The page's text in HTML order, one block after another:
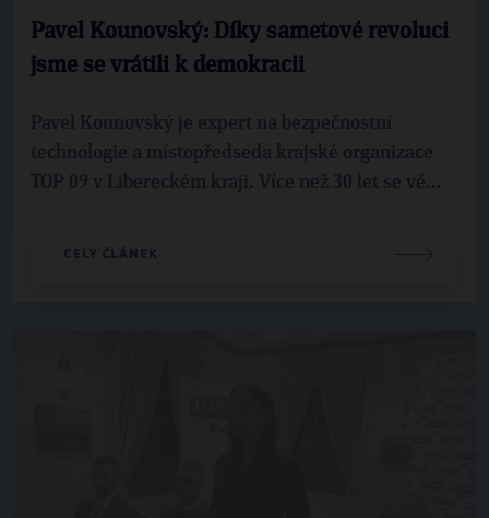
Pavel Kounovský: Díky sametové revoluci
jsme se vrátili k demokracii
Pavel Kounovský je expert na bezpečnostní
technologie a místopředseda krajské organizace
TOP 09 v Libereckém kraji. Více než 30 let se vě...
CELÝ ČLÁNEK